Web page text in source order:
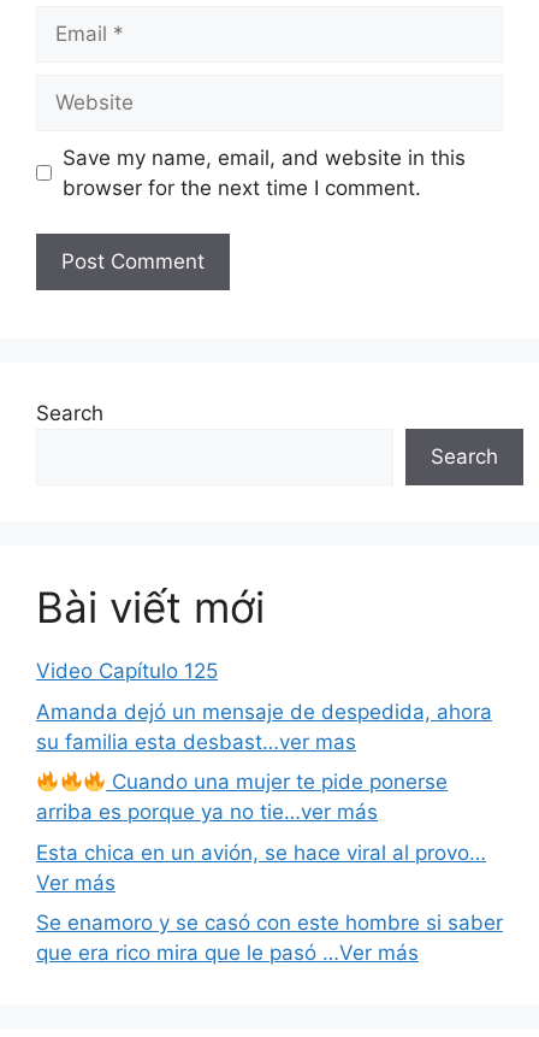
Save my name, email, and website in this
browser for the next time I comment.
Search
Search
Bài viết mới
Video Capítulo 125
Amanda dejó un mensaje de despedida, ahora
su familia esta desbast…ver mas
Cuando una mujer te pide ponerse
arriba es porque ya no tie…ver más
Esta chica en un avión, se hace viral al provo…
Ver más
Se enamoro y se casó con este hombre si saber
que era rico mira que le pasó …Ver más